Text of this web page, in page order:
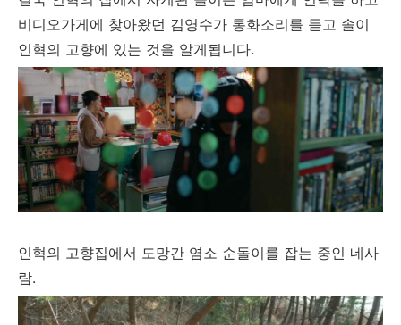
비디오가게에 찾아왔던 김영수가 통화소리를 듣고 솔이
인혁의 고향에 있는 것을 알게됩니다.
인혁의 고향집에서 도망간 염소 순돌이를 잡는 중인 네사
람.